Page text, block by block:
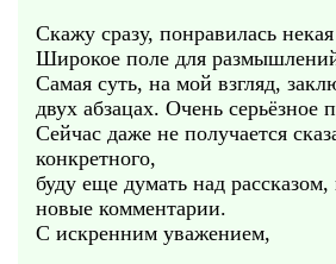
Скажу сразу, понравилась
Широкое поле для
Самая суть, на мой взгляд,
двух абзацах. Очень серьёзное
Сейчас даже не получается
конкретного,
буду еще думать над
новые комментарии.
С искренним уважением,